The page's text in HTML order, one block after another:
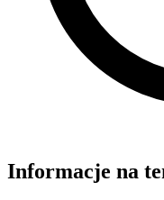
Informacje na